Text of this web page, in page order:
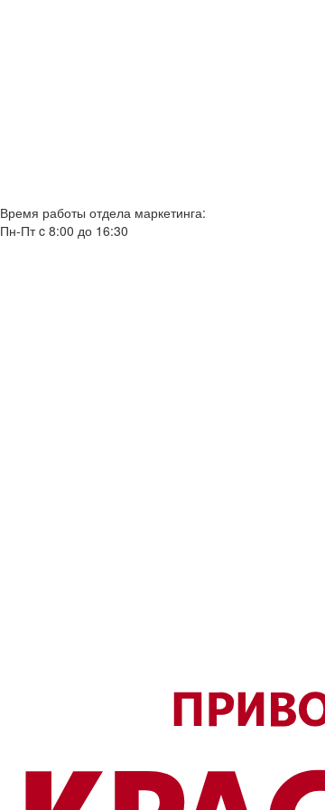
Время работы отдела маркетинга:
Пн-Пт c 8:00 до 16:30